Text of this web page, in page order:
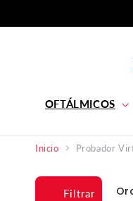
OFTÁLMICOS
Inicio Probador
Filtrar